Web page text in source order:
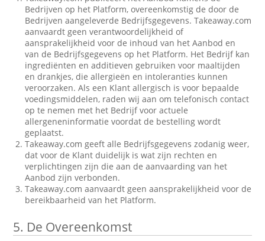
Bedrijven op het Platform, overeenkomstig de door de
Bedrijven aangeleverde Bedrijfsgegevens. Takeaway.com
aanvaardt geen verantwoordelijkheid of
aansprakelijkheid voor de inhoud van het Aanbod en
van de Bedrijfsgegevens op het Platform. Het Bedrijf kan
ingrediënten en additieven gebruiken voor maaltijden
en drankjes, die allergieën en intoleranties kunnen
veroorzaken. Als een Klant allergisch is voor bepaalde
voedingsmiddelen, raden wij aan om telefonisch contact
op te nemen met het Bedrijf voor actuele
allergeneninformatie voordat de bestelling wordt
geplaatst.
Takeaway.com geeft alle Bedrijfsgegevens zodanig weer,
dat voor de Klant duidelijk is wat zijn rechten en
verplichtingen zijn die aan de aanvaarding van het
Aanbod zijn verbonden.
Takeaway.com aanvaardt geen aansprakelijkheid voor de
bereikbaarheid van het Platform.
5. De Overeenkomst